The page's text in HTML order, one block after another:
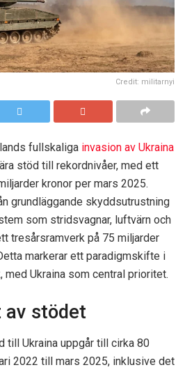
Credit: militarnyi
fullskaliga invasion av Ukraina
stöd till rekordnivåer, med ett
kronor per mars 2025.
grundläggande skyddsutrustning
som stridsvagnar, luftvärn och
tresårsramverk på 75 miljarder
markerar ett paradigmskifte i
Ukraina som central prioritet.
av stödet
till Ukraina uppgår till cirka 80
2022 till mars 2025, inklusive det